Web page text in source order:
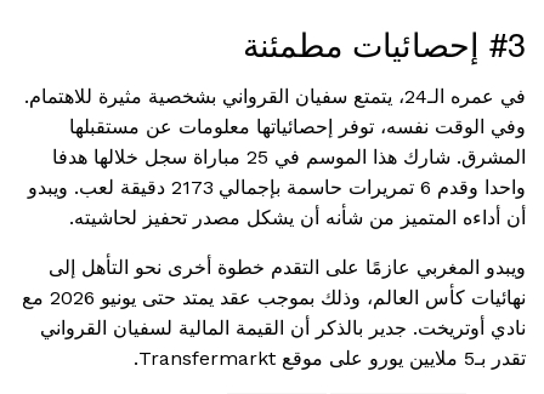
#3 إحصائيات مطمئنة
في عمره الـ24، ​​يتمتع سفيان القرواني بشخصية مثيرة للاهتمام.
وفي الوقت نفسه، توفر إحصائياتها معلومات عن مستقبلها
المشرق. شارك هذا الموسم في 25 مباراة سجل خلالها هدفا
واحدا وقدم 6 تمريرات حاسمة بإجمالي 2173 دقيقة لعب. ويبدو
أن أداءه المتميز من شأنه أن يشكل مصدر تحفيز لحاشيته.
ويبدو المغربي عازمًا على التقدم خطوة أخرى نحو التأهل إلى
نهائيات كأس العالم، وذلك بموجب عقد يمتد حتى يونيو 2026 مع
نادي أوتريخت. جدير بالذكر أن القيمة المالية لسفيان القرواني
تقدر بـ5 ملايين يورو على موقع Transfermarkt.